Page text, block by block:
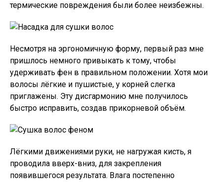
термические повреждения были более неизбежны.
Несмотря на эргономичную форму, первый раз мне
пришлось немного привыкать к тому, чтобы
удерживать фен в правильном положении. Хотя мои
волосы лёгкие и пушистые, у корней слегка
приглажены. Эту дисгармонию мне получилось
быстро исправить, создав прикорневой объём.
Лёгкими движениями руки, не нагружая кисть, я
проводила вверх-вниз, для закрепления
появившегося результата. Влага постепенно